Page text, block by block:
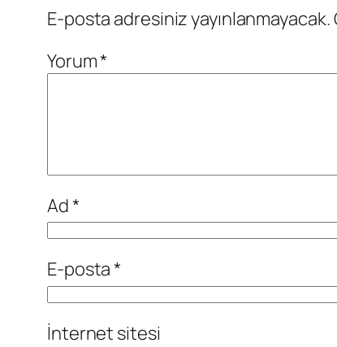
E-posta adresiniz yayınlanmayacak.
Yorum*
Ad*
E-posta*
İnternet sitesi